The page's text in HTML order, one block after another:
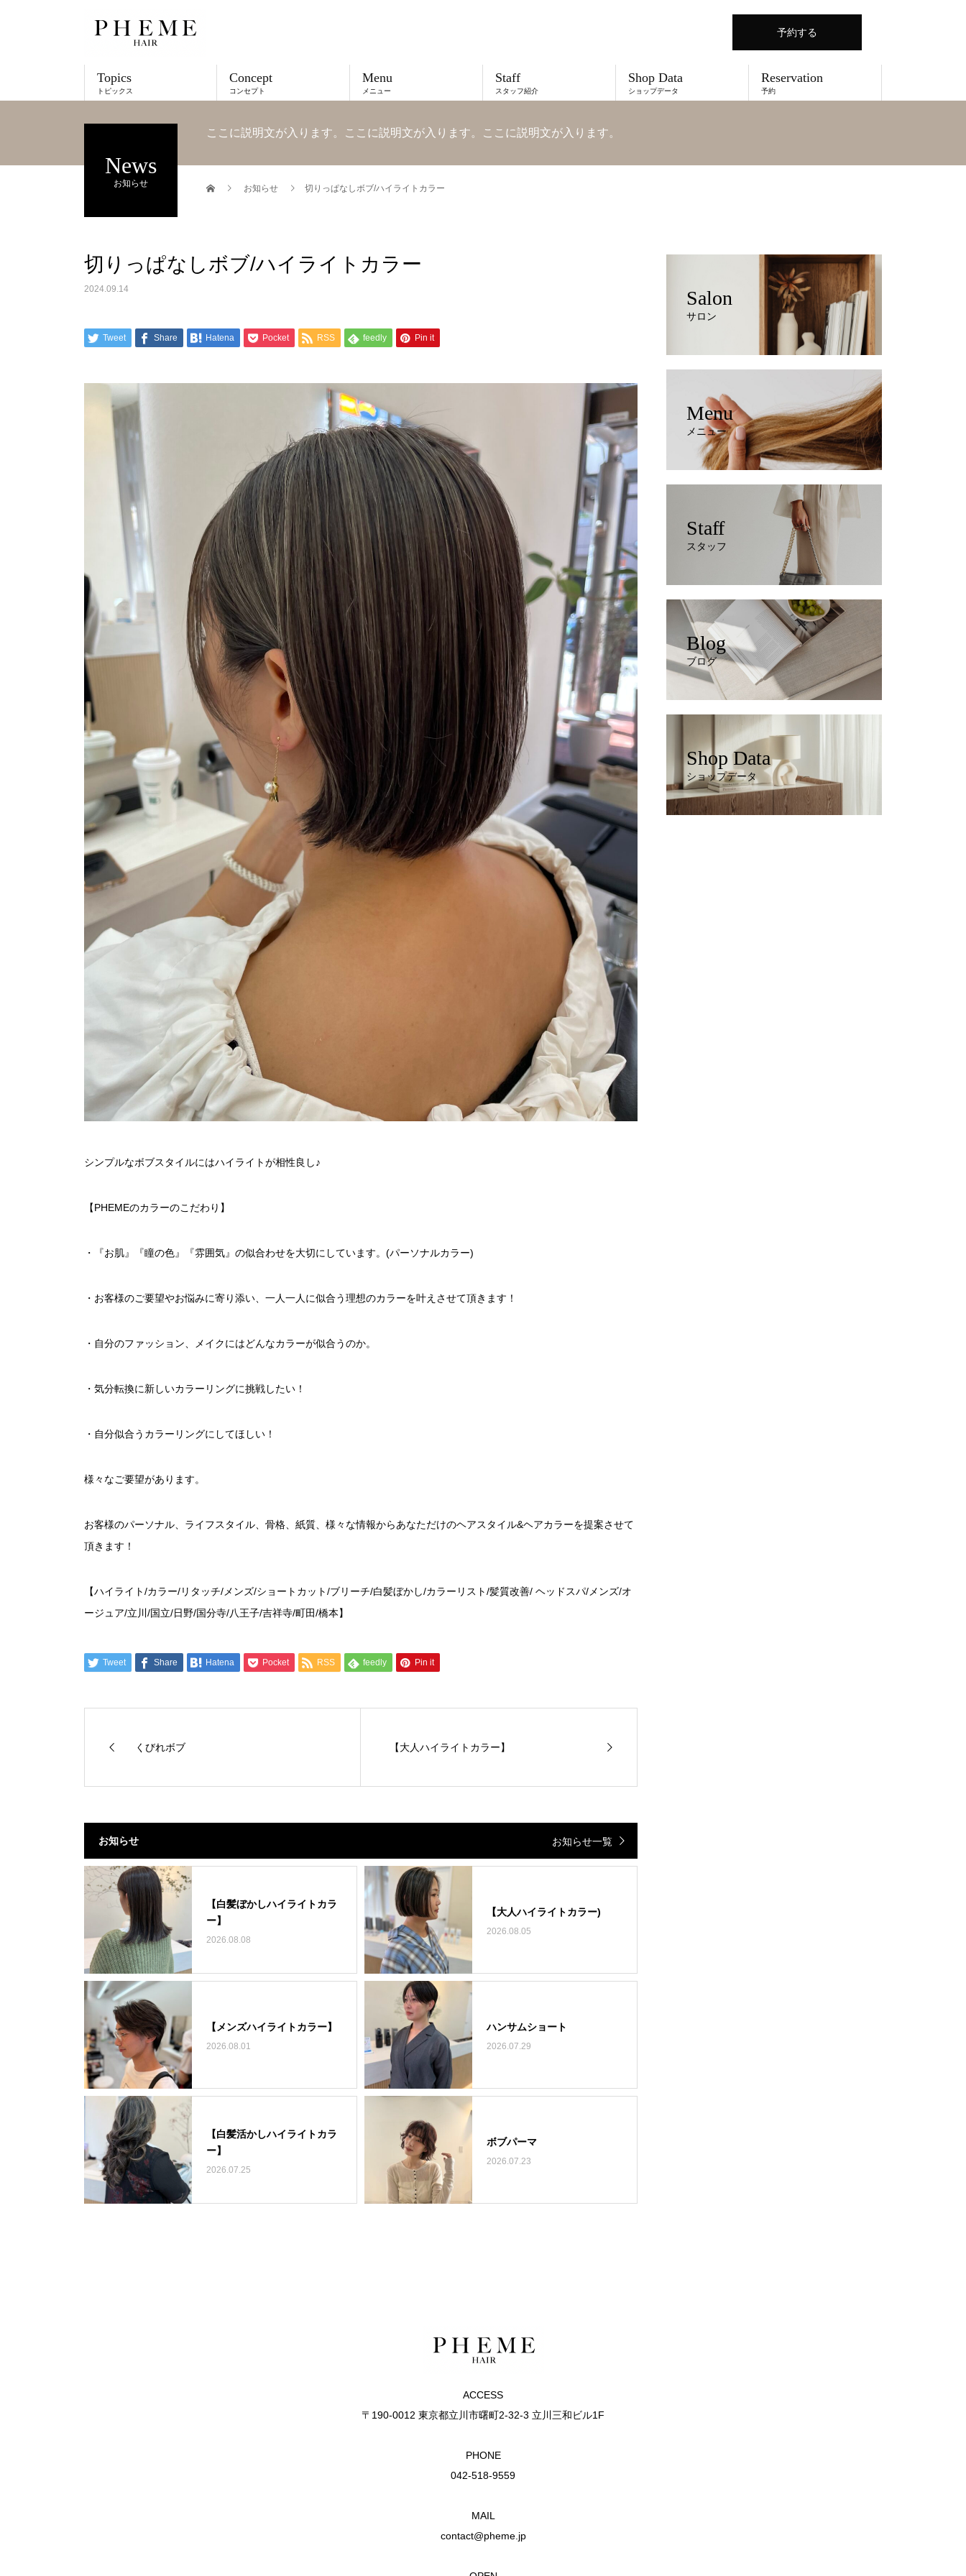
予約する
Topics
トピックス
Concept
コンセプト
Menu
メニュー
Staff
スタッフ紹介
Shop Data
ショップデータ
Reservation
予約
News
お知らせ
ここに説明文が入ります。ここに説明文が入ります。ここに説明文が入ります。
お知らせ 切りっぱなしボブ/ハイライトカラー
切りっぱなしボブ/ハイライトカラー
2024.09.14
Tweet Share Hatena Pocket RSS feedly Pin it
シンプルなボブスタイルにはハイライトが相性良し♪
【PHEMEのカラーのこだわり】
・『お肌』『瞳の色』『雰囲気』の似合わせを大切にしています。(パーソナルカラー)
・お客様のご要望やお悩みに寄り添い、一人一人に似合う理想のカラーを叶えさせて頂きます！
・自分のファッション、メイクにはどんなカラーが似合うのか。
・気分転換に新しいカラーリングに挑戦したい！
・自分似合うカラーリングにしてほしい！
様々なご要望があります。
お客様のパーソナル、ライフスタイル、骨格、紙質、様々な情報からあなただけのヘアスタイル&ヘアカラーを提案させて
頂きます！
【ハイライト/カラー/リタッチ/メンズ/ショートカット/ブリーチ/白髪ぼかし/カラーリスト/髪質改善/ ヘッドスパ/メンズ/オ
ージュア/立川/国立/日野/国分寺/八王子/吉祥寺/町田/橋本】
Tweet Share Hatena Pocket RSS feedly Pin it
くびれボブ 【大人ハイライトカラー】
お知らせ お知らせ一覧
【白髪ぼかしハイライトカラ
ー】
2026.08.08
【大人ハイライトカラー)
2026.08.05
【メンズハイライトカラー】
2026.08.01
ハンサムショート
2026.07.29
【白髪活かしハイライトカラ
ー】
2026.07.25
ボブパーマ
2026.07.23
Salon
サロン
Menu
メニュー
Staff
スタッフ
Blog
ブログ
Shop Data
ショップデータ
ACCESS
〒190-0012 東京都立川市曙町2-32-3 立川三和ビル1F
PHONE
042-518-9559
MAIL
contact@pheme.jp